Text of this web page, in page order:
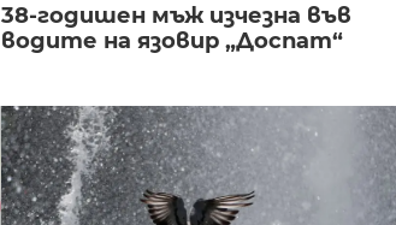
38-годишен мъж изчезна във
водите на язовир „Доспат“